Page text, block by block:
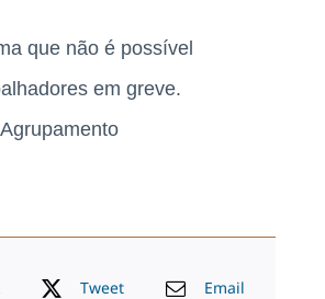
que não é possível
em greve.
Tweet Email